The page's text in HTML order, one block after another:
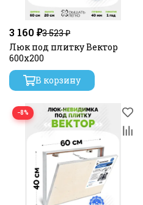
3 160 ₽3 523 ₽
Люк под плитку Вектор
600х200
В корзину
−8%